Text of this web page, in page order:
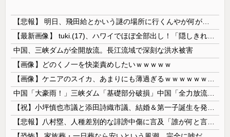
中国、三峡ダムが全開放流。長江流域で深刻な洪水被害
【画像】どのくノ一を快楽責めしたいｗｗｗｗｗ